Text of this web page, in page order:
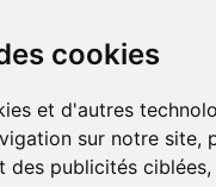
cookies
et d'autres
sur notre site,
des publicités